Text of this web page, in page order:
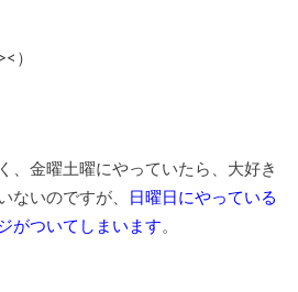
）
、金曜土曜にやっていたら、大好き
ないのですが、
日曜日にやっている
がついてしまいます。